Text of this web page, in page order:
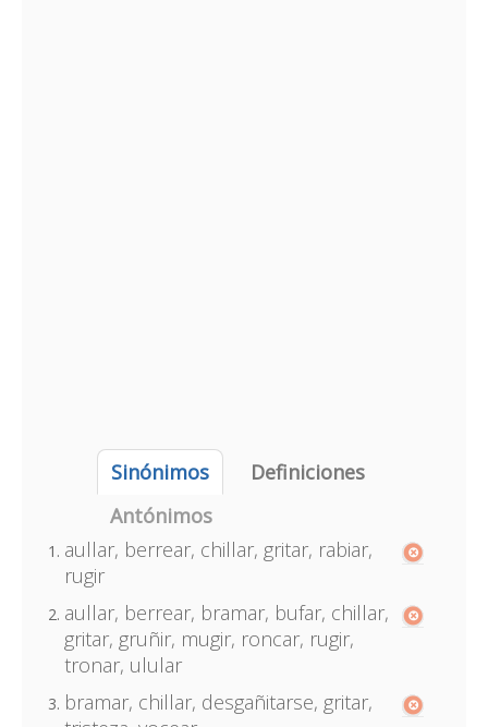
Sinónimos
Definiciones
Antónimos
aullar, berrear, chillar, gritar, rabiar,
rugir
aullar, berrear, bramar, bufar, chillar,
gritar, gruñir, mugir, roncar, rugir,
tronar, ulular
bramar, chillar, desgañitarse, gritar,